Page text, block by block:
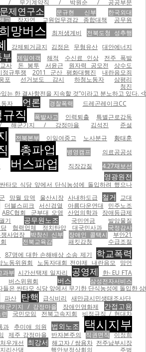
/ 무기계약직 / 박원순 / 공공부문
제연구소 문규현 신부
한국외대
고 장자연 교원업무경감 종합대책 공무원
망버스 최저생계비
전북도청 성추행
강제퇴거금지 김정은 무형유산 대안에너지
제일여객 해적 수신료 인상
전주 폭발
사 돈 봉투 서윤근 원자력 공모전
상수도
정규투쟁 2011 군산 평화대행진
내란음모죄
포 선거보도 감시 하청노동자
삼평리
청진
는 한 결사항전을 지속할 것”이라고 분노하고 있다.
자 언론 경찰폭력 드레곤레이크CC
직 폭발사고 인력퇴출
특별근로감독
해군기지 / 강정마을 김석진 준설
전북본부 이일여중고 노사분규 황태훈
총파업 병영캠프 의료공공성
버스파업 직장갑질 4.27재보선
영광원전
타모 식당 앞에서 단식농성에 돌입하려 했으나
망월 묘역 울산시장 사내하도급 철거
교대
더블스피크 서신검열 아름다운연대
민주노조
ABC협회 군부대 오염 산업의학과 장애등급제
기 공무원노조 국민연금
발암물질
협력업체 정치탄압 대국민사과
국정감사
쟁사업장 박창신 신부 장애인 콜택시
부안21
전북교육감 패킷감청 수급조절
87명에 대한 손해배상 소송 제기 학교폭력
노동위원회 노동자대회 전야제 내란음모
망언
과부 시간선택제 일자리 공영제
한- EU FTA
버스위원회 버스
삼성전자서비스
들은 싼타모 식당 앞에서 무기한 단식농성에 돌입한
파산 탄핵 급식비리
새만금시민생태조사단
해군기지 / 강정마을 장애인영화제 간접고용
국민모임 전북고속지회
비정규직 / 현대차
과 추미애 의원 법외노조 택시지부
제주 강정마을 반자본주의 직권면직
이정희
우개선 최강서 해고자 / 쌍용차 전주남부시장
지리산댐 핵안보정상회의
주범